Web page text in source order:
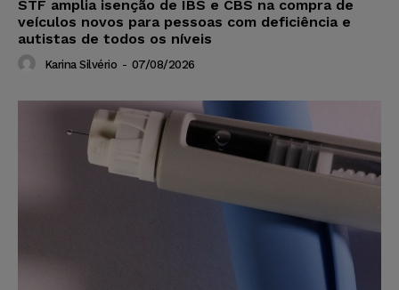
STF amplia isenção de IBS e CBS na compra de
veículos novos para pessoas com deficiência e
autistas de todos os níveis
Karina Silvério - 07/08/2026